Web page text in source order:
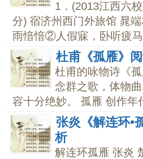
1．(2013江西六
分) 宿济州西门外旅馆 晁
雨愔愔②人假寐，卧听疲
杜甫《孤雁》
杜甫的咏物诗《
念群之歌，体物
容十分绝妙。 孤雁 创作年
张炎《解连环•
析
解连环孤雁 张炎